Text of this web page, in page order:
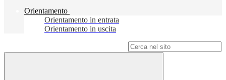
Orientamento
Orientamento in entrata
Orientamento in uscita